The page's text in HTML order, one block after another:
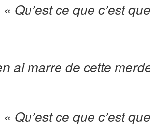
« Qu’est ce que c’est
ai marre de cette
« Qu’est ce que c’est